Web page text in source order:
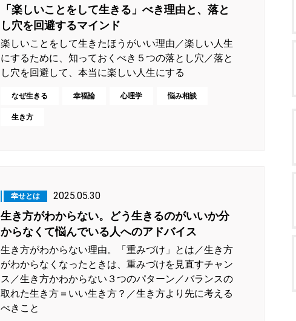
「楽しいことをして生きる」べき理由と、落と
し穴を回避するマインド
楽しいことをして生きたほうがいい理由／楽しい人生
にするために、知っておくべき５つの落とし穴／落と
し穴を回避して、本当に楽しい人生にする
なぜ生きる 幸福論 心理学 悩み相談
生き方
幸せとは 2025.05.30
生き方がわからない。どう生きるのがいいか分
からなくて悩んでいる人へのアドバイス
生き方がわからない理由。「重みづけ」とは／生き方
がわからなくなったときは、重みづけを見直すチャン
ス／生き方かわからない３つのパターン／バランスの
取れた生き方＝いい生き方？／生き方より先に考える
べきこと